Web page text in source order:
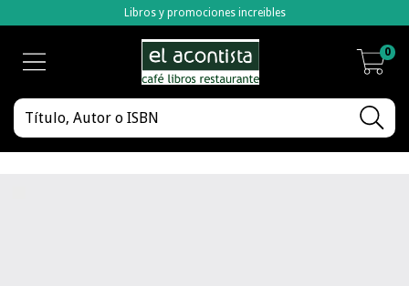
Libros y promociones increibles
0